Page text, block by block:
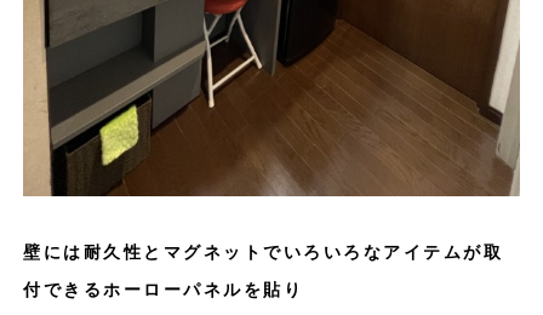
壁には耐久性とマグネットでいろいろなアイテムが取
付できるホーローパネルを貼り